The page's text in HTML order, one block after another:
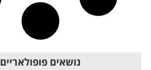
נושאים פופולאריים